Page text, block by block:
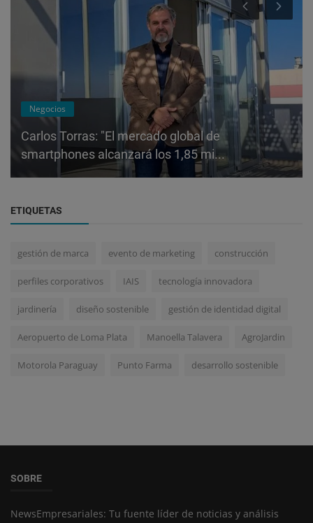
Negocios
Carlos Torras: "El mercado global de
smartphones alcanzará los 1,85 mi...
ETIQUETAS
gestión de marca evento de marketing construcción
perfiles corporativos IAIS tecnología innovadora
jardinería diseño sostenible gestión de identidad digital
Aeropuerto de Loma Plata Manoella Talavera AgroJardin
Motorola Paraguay Punto Farma desarrollo sostenible
SOBRE
NewsEmpresariales: Tu fuente líder de noticias y análisis